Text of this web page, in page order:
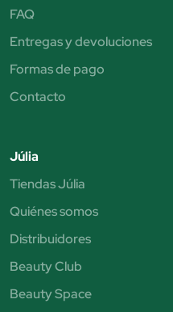
FAQ
Entregas y devoluciones
Formas de pago
Contacto
Júlia
Tiendas Júlia
Quiénes somos
Distribuidores
Beauty Club
Beauty Space